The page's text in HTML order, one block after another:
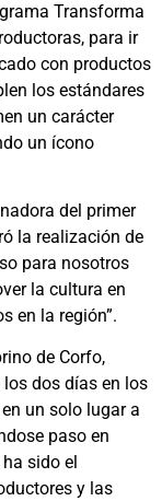
Transforma
para ir
con productos
los estándares
un carácter
un ícono
del primer
la realización de
para nosotros
la cultura en
en la región”.
de Corfo,
los dos días en los
un solo lugar a
paso en
sido el
y las